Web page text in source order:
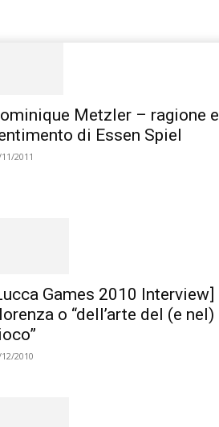
Metzler – ragione e
di Essen Spiel
2011
Games 2010 Interview]
o “dell’arte del (e nel)
2010